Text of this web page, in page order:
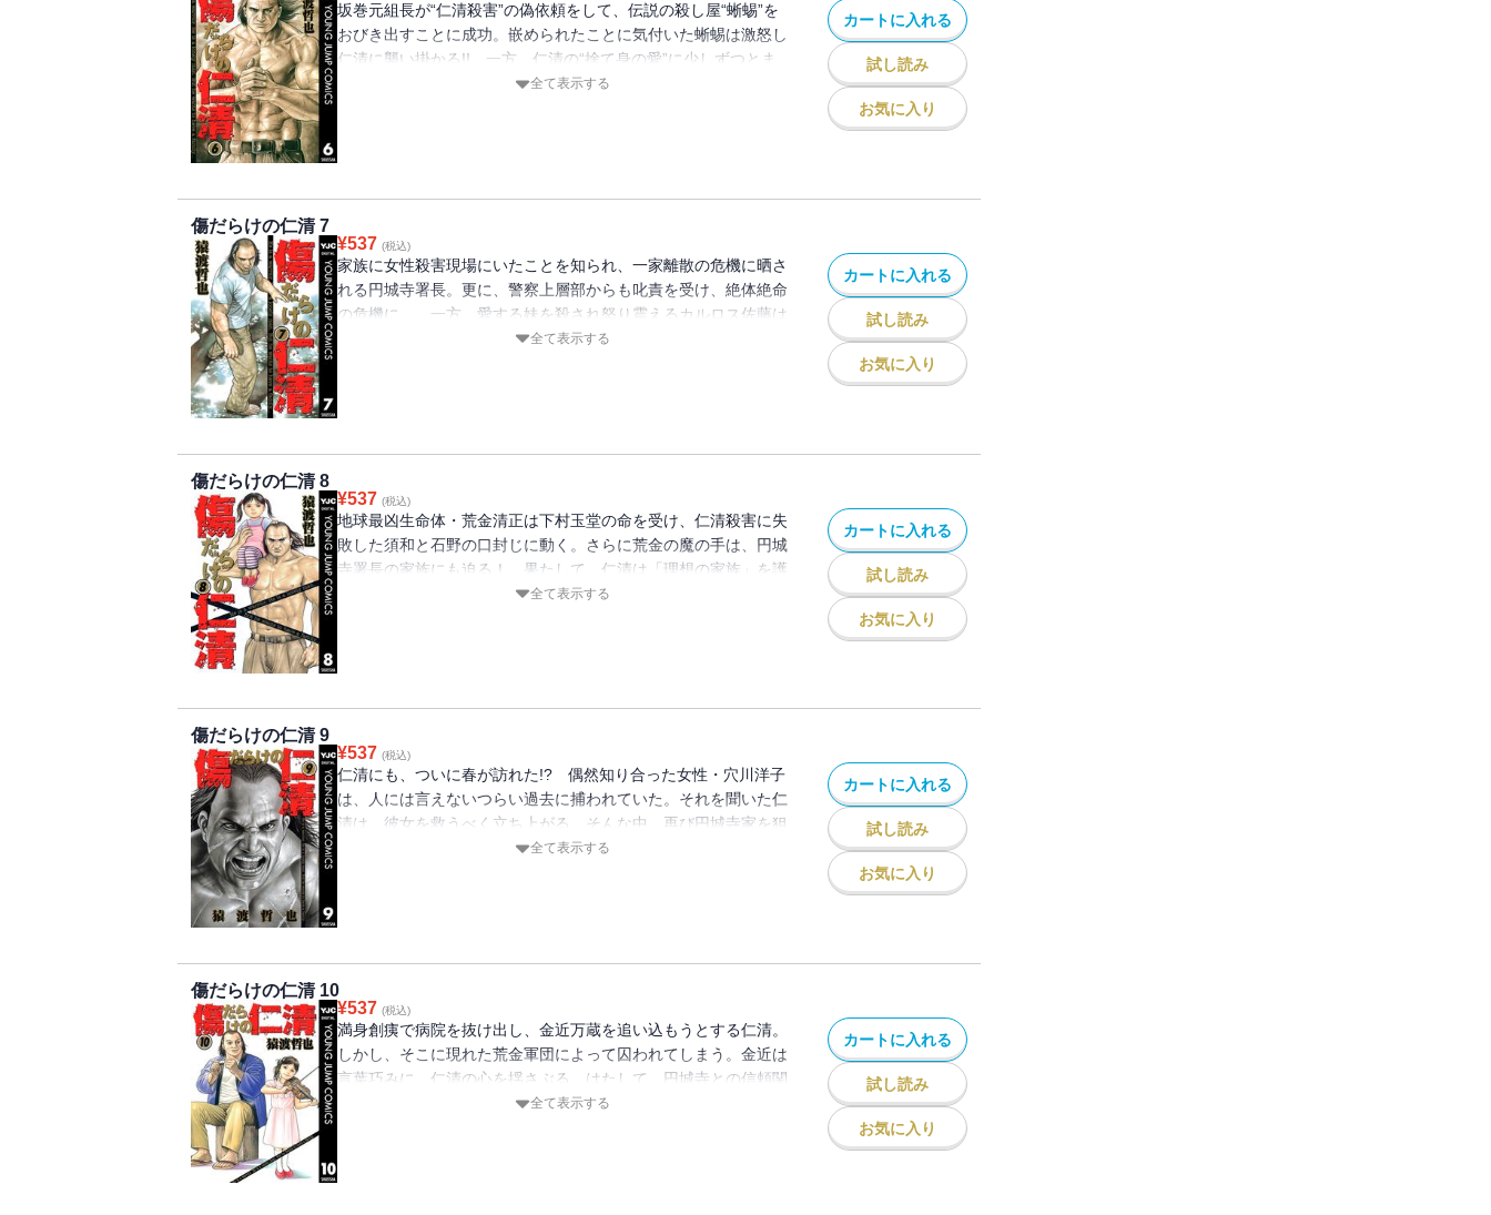
坂巻元組長が“仁清殺害”の偽依頼をして、伝説の殺し屋“蜥蜴”を
おびき出すことに成功。嵌められたことに気付いた蜥蜴は激怒し
仁清に襲い掛かる!! 一方、仁清の“捨て身の愛”に少しずつとま
どいを覚える署長。更に、蜥蜴が自分の両親殺害に大きく関わっ
全て表示する
カートに入れる
試し読み
お気に入り
傷だらけの仁清 7
¥537 (税込)
家族に女性殺害現場にいたことを知られ、一家離散の危機に晒さ
れる円城寺署長。更に、警察上層部からも叱責を受け、絶体絶命
の危機に…。一方、愛する妹を殺され怒り震えるカルロス佐藤は
仁清と共に、署長を陥れた石野を尾行。着いた先には、カルロス
全て表示する
カートに入れる
試し読み
お気に入り
傷だらけの仁清 8
¥537 (税込)
地球最凶生命体・荒金清正は下村玉堂の命を受け、仁清殺害に失
敗した須和と石野の口封じに動く。さらに荒金の魔の手は、円城
寺署長の家族にも迫る！ 果たして、仁清は「理想の家族」を護
りきれるのか？ 一方、荒金に襲撃されるも、一命を取り止めた
全て表示する
カートに入れる
試し読み
お気に入り
傷だらけの仁清 9
¥537 (税込)
仁清にも、ついに春が訪れた!? 偶然知り合った女性・穴川洋子
は、人には言えないつらい過去に捕われていた。それを聞いた仁
清は、彼女を救うべく立ち上がる。そんな中、再び円城寺家を狙
う新たな敵が出現する!! 円城寺署長が持つ株の買い占めを謀る
全て表示する
カートに入れる
試し読み
お気に入り
傷だらけの仁清 10
¥537 (税込)
満身創痍で病院を抜け出し、金近万蔵を追い込もうとする仁清。
しかし、そこに現れた荒金軍団によって囚われてしまう。金近は
言葉巧みに、仁清の心を揺さぶる。はたして、円城寺との信頼関
係は崩れてしまうのか？ そんな中、円城寺からの驚愕の申し出
全て表示する
カートに入れる
試し読み
お気に入り